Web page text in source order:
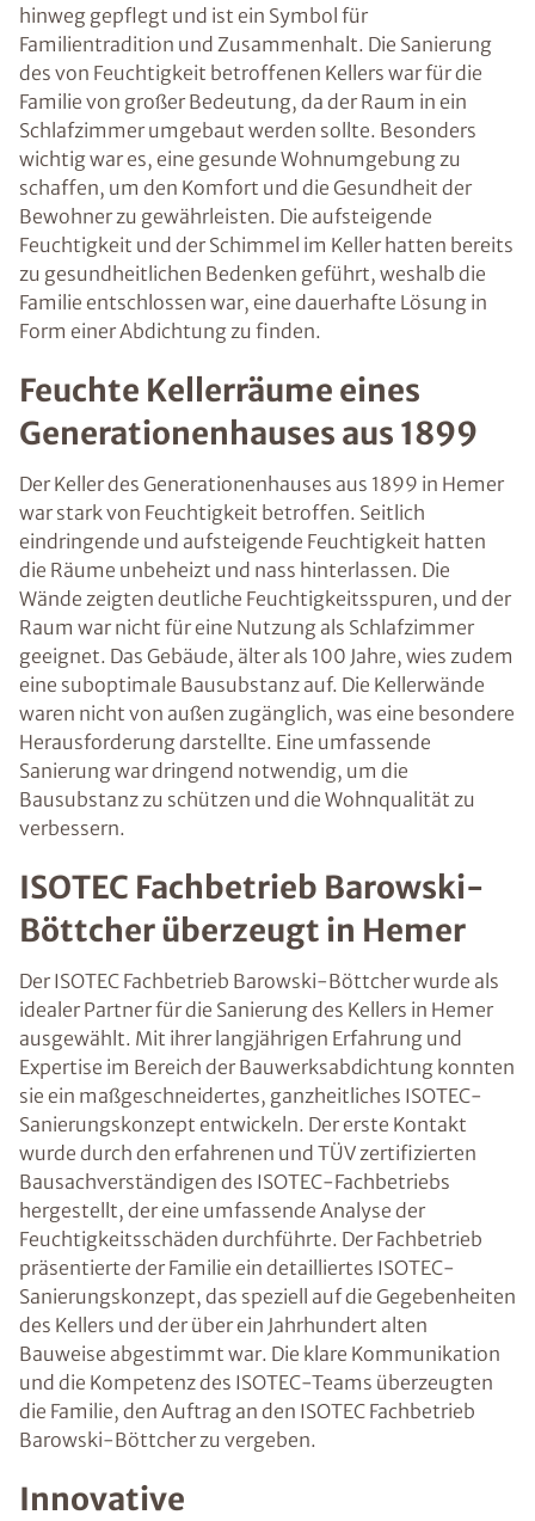
hinweg gepflegt und ist ein Symbol für
Familientradition und Zusammenhalt. Die Sanierung
des von Feuchtigkeit betroffenen Kellers war für die
Familie von großer Bedeutung, da der Raum in ein
Schlafzimmer umgebaut werden sollte. Besonders
wichtig war es, eine gesunde Wohnumgebung zu
schaffen, um den Komfort und die Gesundheit der
Bewohner zu gewährleisten. Die aufsteigende
Feuchtigkeit und der Schimmel im Keller hatten bereits
zu gesundheitlichen Bedenken geführt, weshalb die
Familie entschlossen war, eine dauerhafte Lösung in
Form einer Abdichtung zu finden.
Feuchte Kellerräume eines
Generationenhauses aus 1899
Der Keller des Generationenhauses aus 1899 in Hemer
war stark von Feuchtigkeit betroffen. Seitlich
eindringende und aufsteigende Feuchtigkeit hatten
die Räume unbeheizt und nass hinterlassen. Die
Wände zeigten deutliche Feuchtigkeitsspuren, und der
Raum war nicht für eine Nutzung als Schlafzimmer
geeignet. Das Gebäude, älter als 100 Jahre, wies zudem
eine suboptimale Bausubstanz auf. Die Kellerwände
waren nicht von außen zugänglich, was eine besondere
Herausforderung darstellte. Eine umfassende
Sanierung war dringend notwendig, um die
Bausubstanz zu schützen und die Wohnqualität zu
verbessern.
ISOTEC Fachbetrieb Barowski-
Böttcher überzeugt in Hemer
Der ISOTEC Fachbetrieb Barowski-Böttcher wurde als
idealer Partner für die Sanierung des Kellers in Hemer
ausgewählt. Mit ihrer langjährigen Erfahrung und
Expertise im Bereich der Bauwerksabdichtung konnten
sie ein maßgeschneidertes, ganzheitliches ISOTEC-
Sanierungskonzept entwickeln. Der erste Kontakt
wurde durch den erfahrenen und TÜV zertifizierten
Bausachverständigen des ISOTEC-Fachbetriebs
hergestellt, der eine umfassende Analyse der
Feuchtigkeitsschäden durchführte. Der Fachbetrieb
präsentierte der Familie ein detailliertes ISOTEC-
Sanierungskonzept, das speziell auf die Gegebenheiten
des Kellers und der über ein Jahrhundert alten
Bauweise abgestimmt war. Die klare Kommunikation
und die Kompetenz des ISOTEC-Teams überzeugten
die Familie, den Auftrag an den ISOTEC Fachbetrieb
Barowski-Böttcher zu vergeben.
Innovative